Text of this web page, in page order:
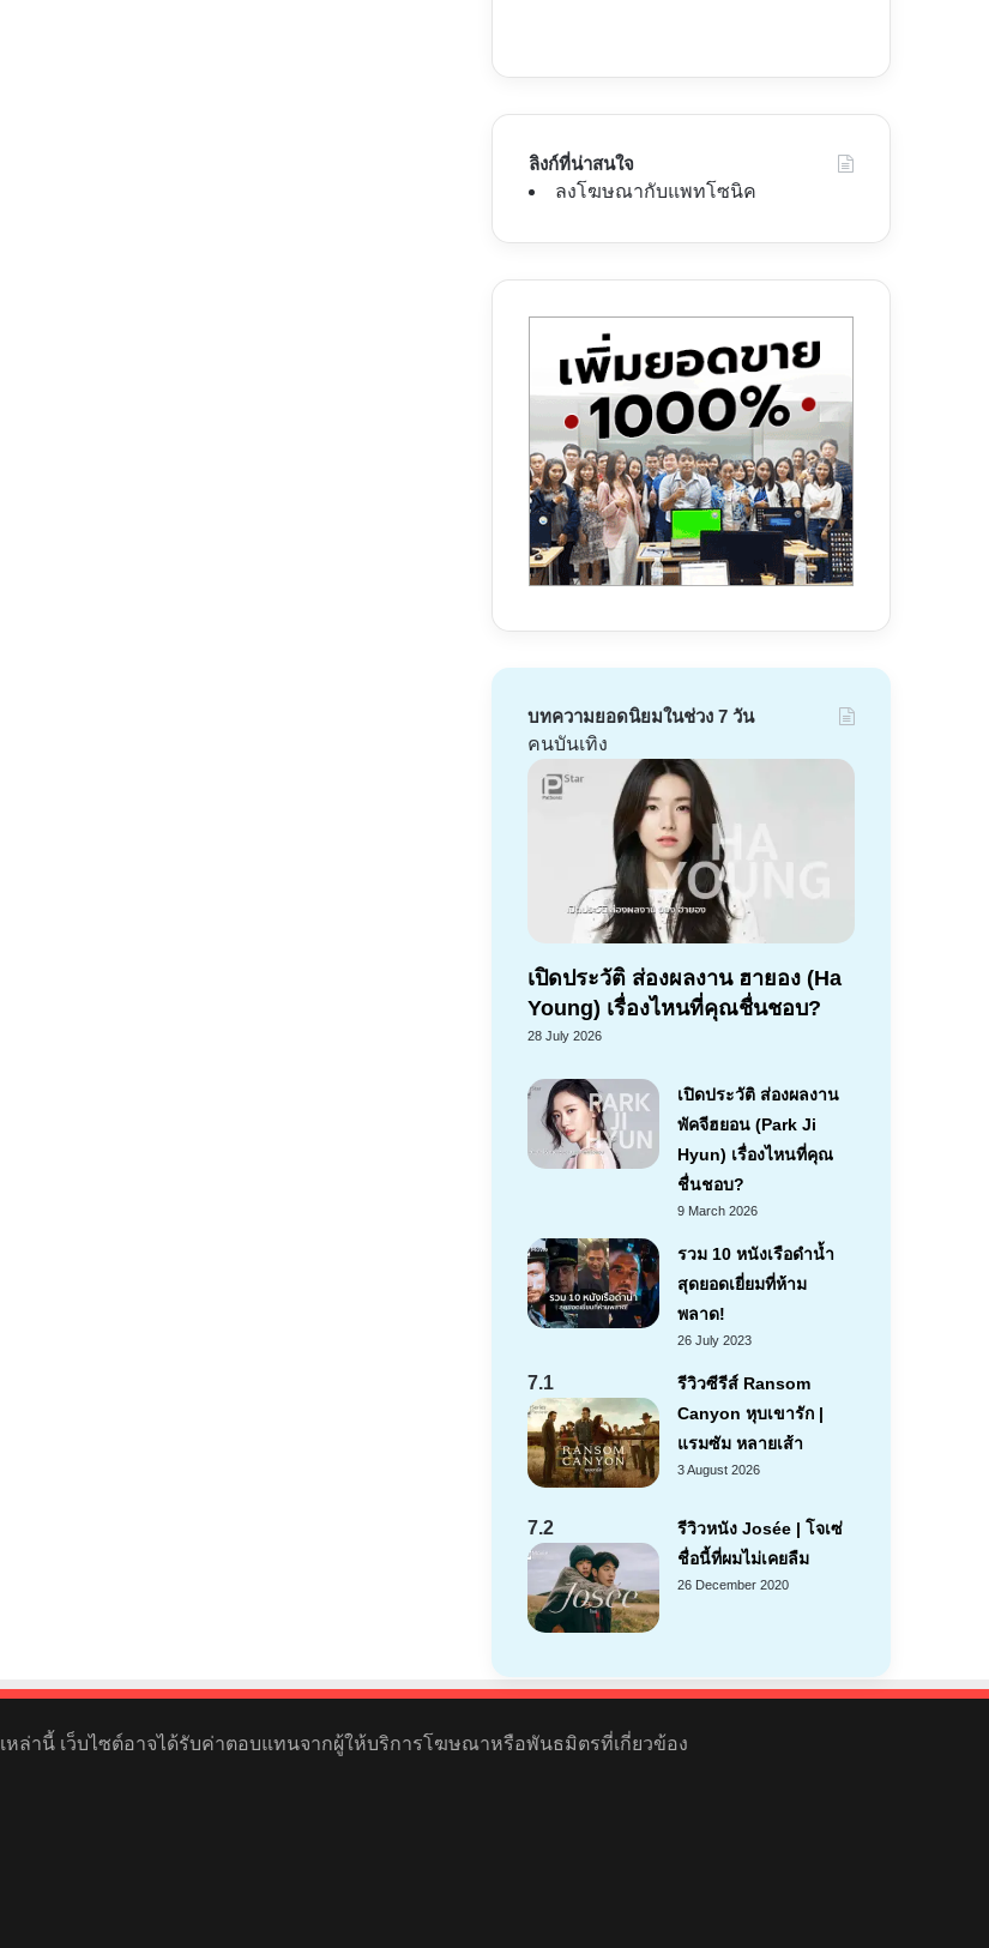
ลิงก์ที่น่าสนใจ
ลงโฆษณากับแพทโซนิค
บทความยอดนิยมในช่วง 7 วัน
คนบันเทิง
เปิดประวัติ ส่องผลงาน ฮายอง (Ha
Young) เรื่องไหนที่คุณชื่นชอบ?
28 July 2026
เปิดประวัติ ส่องผลงาน
พัคจีฮยอน (Park Ji
Hyun) เรื่องไหนที่คุณ
ชื่นชอบ?
9 March 2026
รวม 10 หนังเรือดำน้ำ
สุดยอดเยี่ยมที่ห้าม
พลาด!
26 July 2023
7.1
รีวิวซีรีส์ Ransom
Canyon หุบเขารัก |
แรมซัม หลายเส้า
3 August 2026
7.2
รีวิวหนัง Josée | โจเซ่
ชื่อนี้ที่ผมไม่เคยลืม
26 December 2020
ล่านี้ เว็บไซต์อาจได้รับค่าตอบแทนจากผู้ให้บริการโฆษณาหรือพันธมิตรที่เกี่ยวข้อง